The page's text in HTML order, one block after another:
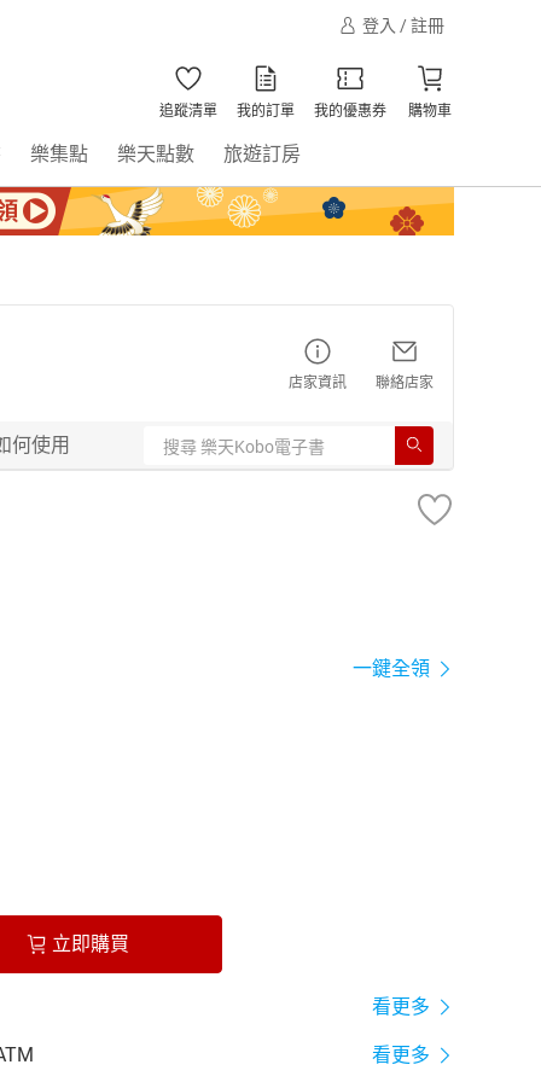
登入 / 註冊
追蹤清單 我的訂單 我的優惠券 購物車
樂集點 樂天點數 旅遊訂房
店家資訊 聯絡店家
何使用
一鍵全領
立即購買
看更多
看更多